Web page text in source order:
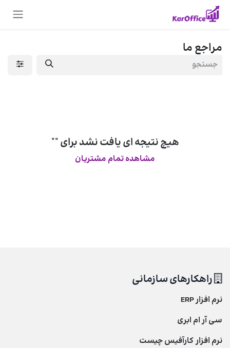
Skip to Content
مراجع ما
هیچ نتیجه ای یافت نشد برای ""
مشاهده تمام مشتریان
راهکارهای سازمانی
نرم افزار ERP
سی آر ام ابری
نرم افزارکارآفیسچیست